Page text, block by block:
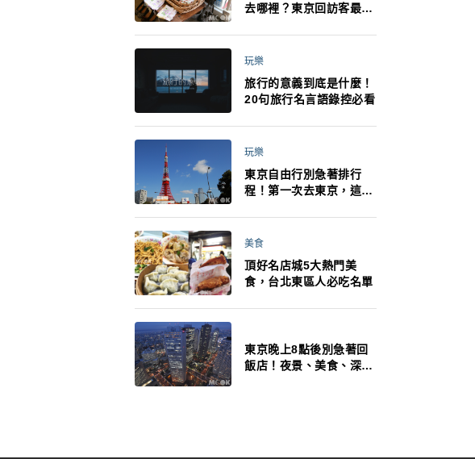
去哪裡？東京回訪客最推
玩樂
旅行的意義到底是什麼！
20句旅行名言語錄控必看
玩樂
東京自由行別急著排行
程！第一次去東京，這10
美食
頂好名店城5大熱門美
食，台北東區人必吃名單
東京晚上8點後別急著回
飯店！夜景、美食、深夜